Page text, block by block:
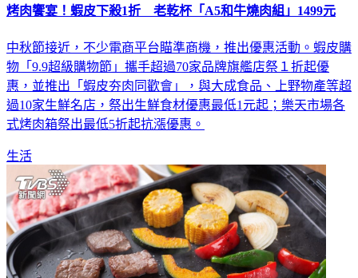
烤肉饗宴！蝦皮下殺1折 老乾杯「A5和牛燒肉組」1499元
中秋節接近，不少電商平台瞄準商機，推出優惠活動。蝦皮購
物「9.9超級購物節」攜手超過70家品牌旗艦店祭１折起優
惠，並推出「蝦皮夯肉同歡會」，與大成食品、上野物產等超
過10家生鮮名店，祭出生鮮食材優惠最低1元起；樂天市場各
式烤肉箱祭出最低5折起抗漲優惠。
生活